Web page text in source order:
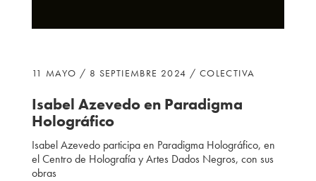
11 MAYO / 8 SEPTIEMBRE 2024 / COLECTIVA
Isabel Azevedo en Paradigma
Holográfico
Isabel Azevedo participa en Paradigma Holográfico, en
el Centro de Holografía y Artes Dados Negros, con sus
obras